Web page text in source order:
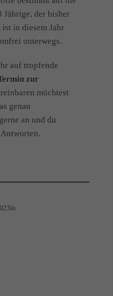
Jährige, der bisher
in diesem Jahr
unterwegs.
auf tropfende
zur
möchtest
genau
an und du
in